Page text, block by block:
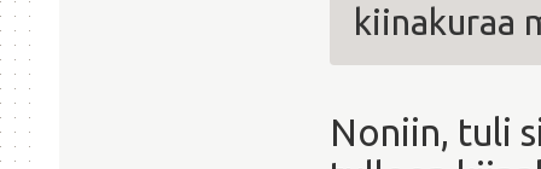
kiinakuraa
Noniin, tuli